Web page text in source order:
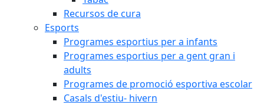
Recursos de cura
Esports
Programes esportius per a infants
Programes esportius per a gent gran i
adults
Programes de promoció esportiva escolar
Casals d'estiu- hivern